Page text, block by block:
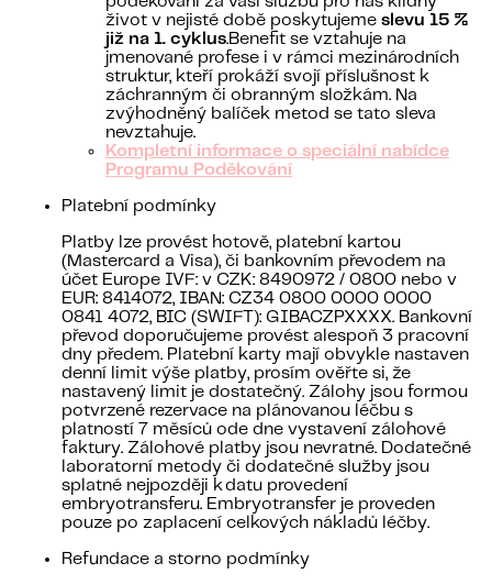
život v nejisté době poskytujeme slevu 15 %
již na 1. cyklus.Benefit se vztahuje na
jmenované profese i v rámci mezinárodních
struktur, kteří prokáží svojí příslušnost k
záchranným či obranným složkám. Na
zvýhodněný balíček metod se tato sleva
nevztahuje.
Kompletní informace o speciální nabídce
Programu Poděkování
Platební podmínky
Platby lze provést hotově, platební kartou
(Mastercard a Visa), či bankovním převodem na
účet Europe IVF: v CZK: 8490972 / 0800 nebo v
EUR: 8414072, IBAN: CZ34 0800 0000 0000
0841 4072, BIC (SWIFT): GIBACZPXXXX. Bankovní
převod doporučujeme provést alespoň 3 pracovní
dny předem. Platební karty mají obvykle nastaven
denní limit výše platby, prosím ověřte si, že
nastavený limit je dostatečný. Zálohy jsou formou
potvrzené rezervace na plánovanou léčbu s
platností 7 měsíců ode dne vystavení zálohové
faktury. Zálohové platby jsou nevratné. Dodatečné
laboratorní metody či dodatečné služby jsou
splatné nejpozději k datu provedení
embryotransferu. Embryotransfer je proveden
pouze po zaplacení celkových nákladů léčby.
Refundace a storno podmínky